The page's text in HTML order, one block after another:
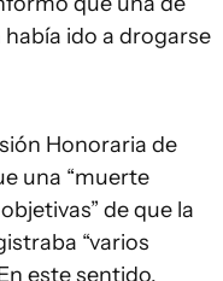
ido a drogarse
Honoraria de
una “muerte
de que la
“varios
este sentido,